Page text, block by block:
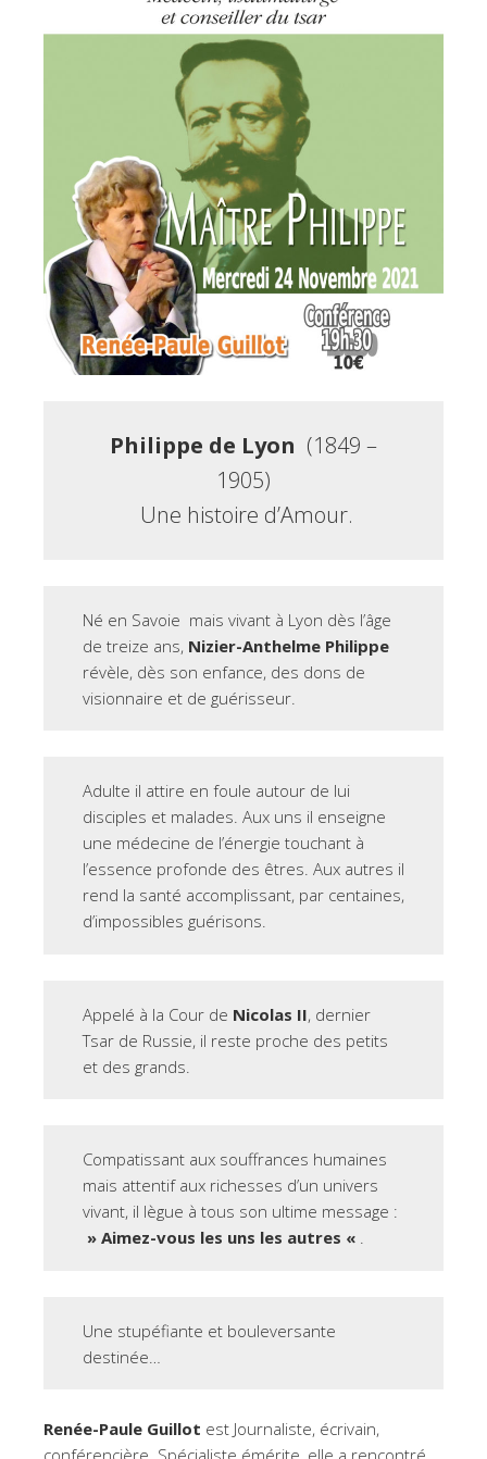
Philippe de Lyon (1849 –
1905)
Une histoire d’Amour.
Né en Savoie mais vivant à Lyon dès l’âge
de treize ans, Nizier-Anthelme Philippe
révèle, dès son enfance, des dons de
visionnaire et de guérisseur.
Adulte il attire en foule autour de lui
disciples et malades. Aux uns il enseigne
une médecine de l’énergie touchant à
l’essence profonde des êtres. Aux autres il
rend la santé accomplissant, par centaines,
d’impossibles guérisons.
Appelé à la Cour de Nicolas II, dernier
Tsar de Russie, il reste proche des petits
et des grands.
Compatissant aux souffrances humaines
mais attentif aux richesses d’un univers
vivant, il lègue à tous son ultime message :
» Aimez-vous les uns les autres « .
Une stupéfiante et bouleversante
destinée…
Renée-Paule Guillot est Journaliste, écrivain,